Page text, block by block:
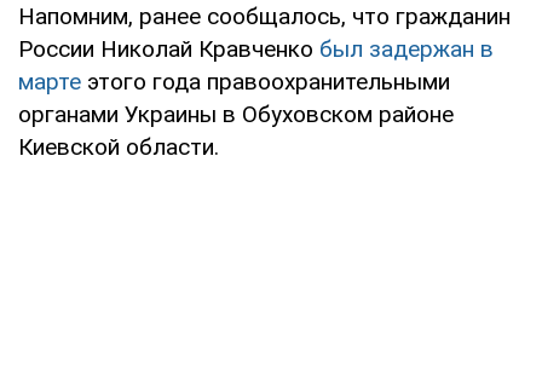
Напомним, ранее сообщалось, что гражданин
России Николай Кравченко был задержан в
марте этого года правоохранительными
органами Украины в Обуховском районе
Киевской области.